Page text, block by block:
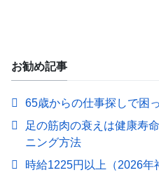
お勧め記事
65歳からの仕事探しで困
足の筋肉の衰えは健康寿
ニング方法
時給1225円以上（2026